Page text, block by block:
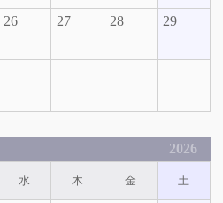
26 27 28 29
2026
水 木 金 土